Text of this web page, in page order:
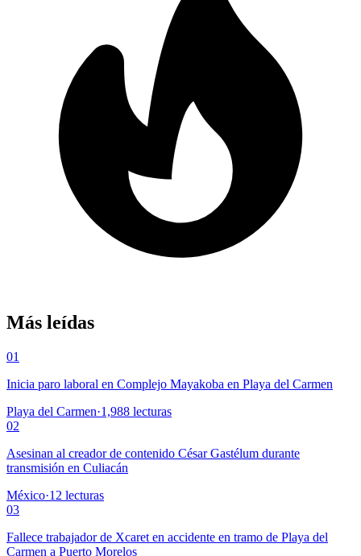
Más leídas
01
Inicia paro laboral en Complejo Mayakoba en Playa del Carmen
Playa del Carmen·1,988 lecturas
02
Asesinan al creador de contenido César Gastélum durante
transmisión en Culiacán
México·12 lecturas
03
Fallece trabajador de Xcaret en accidente en tramo de Playa del
Carmen a Puerto Morelos